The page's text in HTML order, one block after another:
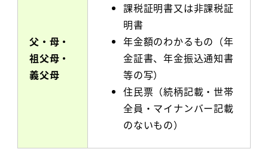
父・母・
祖父母・
義父母
課税証明書又は非課税証
明書
年金額のわかるもの（年
金証書、年金振込通知書
等の写）
住民票（続柄記載・世帯
全員・マイナンバー記載
のないもの）